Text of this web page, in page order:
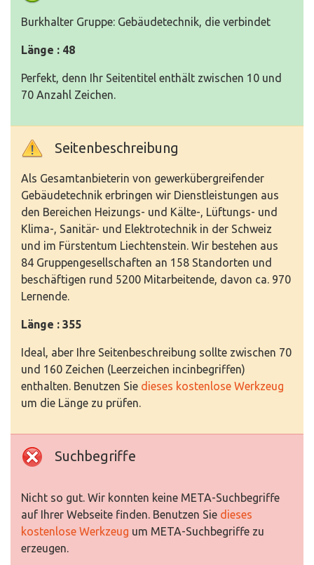
Burkhalter Gruppe: Gebäudetechnik, die verbindet
Länge : 48
Perfekt, denn Ihr Seitentitel enthält zwischen 10 und
70 Anzahl Zeichen.
Seitenbeschreibung
Als Gesamtanbieterin von gewerkübergreifender
Gebäudetechnik erbringen wir Dienstleistungen aus
den Bereichen Heizungs- und Kälte-, Lüftungs- und
Klima-, Sanitär- und Elektrotechnik in der Schweiz
und im Fürstentum Liechtenstein. Wir bestehen aus
84 Gruppengesellschaften an 158 Standorten und
beschäftigen rund 5200 Mitarbeitende, davon ca. 970
Lernende.
Länge : 355
Ideal, aber Ihre Seitenbeschreibung sollte zwischen 70
und 160 Zeichen (Leerzeichen incinbegriffen)
enthalten. Benutzen Sie dieses kostenlose Werkzeug
um die Länge zu prüfen.
Suchbegriffe
Nicht so gut. Wir konnten keine META-Suchbegriffe
auf Ihrer Webseite finden. Benutzen Sie dieses
kostenlose Werkzeug um META-Suchbegriffe zu
erzeugen.